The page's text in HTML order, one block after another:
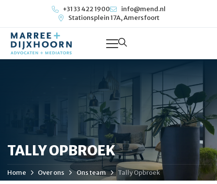
+31 33 422 1900
info@mend.nl
Stationsplein 17A, Amersfoort
TALLY OPBROEK
Home Over ons Ons team Tally Opbroek